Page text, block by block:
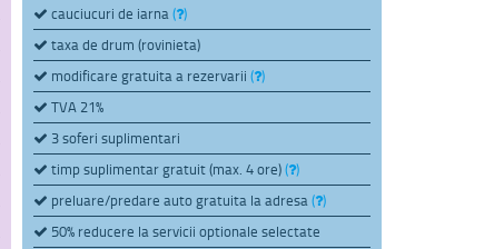
cauciucuri de iarna( )
taxa de drum (rovinieta)
modificare gratuita a rezervarii( )
TVA 21%
3 soferi suplimentari
timp suplimentar gratuit (max. 4 ore)( )
preluare/predare auto gratuita la adresa( )
50% reducere la servicii optionale selectate